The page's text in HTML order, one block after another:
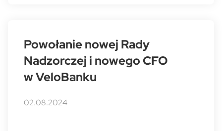
Powołanie nowej Rady
Nadzorczej i nowego CFO
w VeloBanku
02.08.2024